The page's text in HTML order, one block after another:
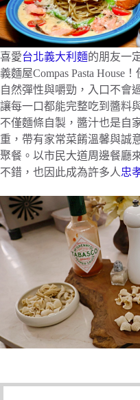
喜愛台北義大利麵的朋友一
義麵屋Compas Pasta House
自然彈性與嚼勁，入口不會
讓每一口都能完整吃到醬料
不僅麵條自製，醬汁也是自
重，帶有家常菜餚溫馨與誠
聚餐。以市民大道周邊餐廳
不錯，也因此成為許多人忠